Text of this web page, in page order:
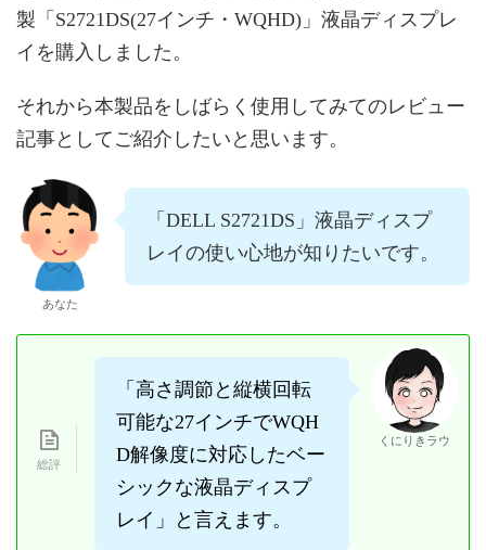
製「S2721DS(27インチ・WQHD)」液晶ディスプレ
イを購入しました。
それから本製品をしばらく使用してみてのレビュー
記事としてご紹介したいと思います。
あなた
「DELL S2721DS」液晶ディスプ
レイの使い心地が知りたいです。
「高さ調節と縦横回転
可能な27インチでWQH
D解像度に対応したベー
シックな液晶ディスプ
レイ」と言えます。
くにりきラウ